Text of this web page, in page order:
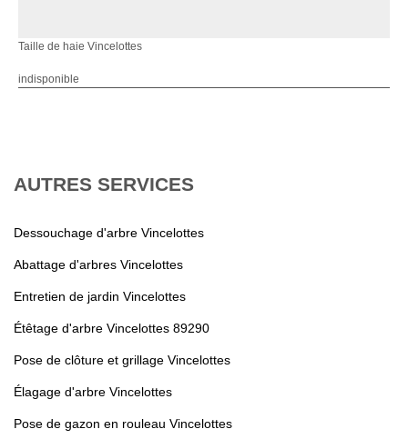
Taille de haie Vincelottes
indisponible
AUTRES SERVICES
Dessouchage d'arbre Vincelottes
Abattage d'arbres Vincelottes
Entretien de jardin Vincelottes
Étêtage d'arbre Vincelottes 89290
Pose de clôture et grillage Vincelottes
Élagage d'arbre Vincelottes
Pose de gazon en rouleau Vincelottes